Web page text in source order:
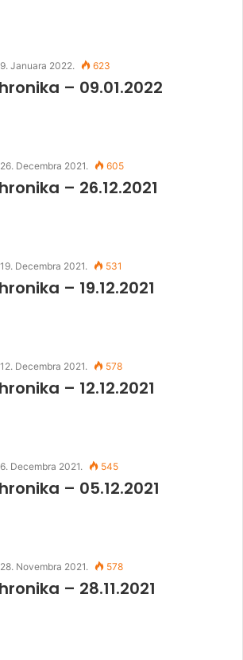
9. Januara 2022. 623
– 09.01.2022
26. Decembra 2021. 605
– 26.12.2021
19. Decembra 2021. 531
– 19.12.2021
12. Decembra 2021. 578
– 12.12.2021
6. Decembra 2021. 545
– 05.12.2021
28. Novembra 2021. 578
– 28.11.2021